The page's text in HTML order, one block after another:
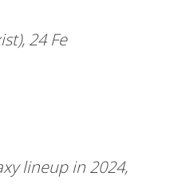
24 Fe
lineup in 2024,